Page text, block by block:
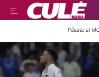
LEER
Pásate al